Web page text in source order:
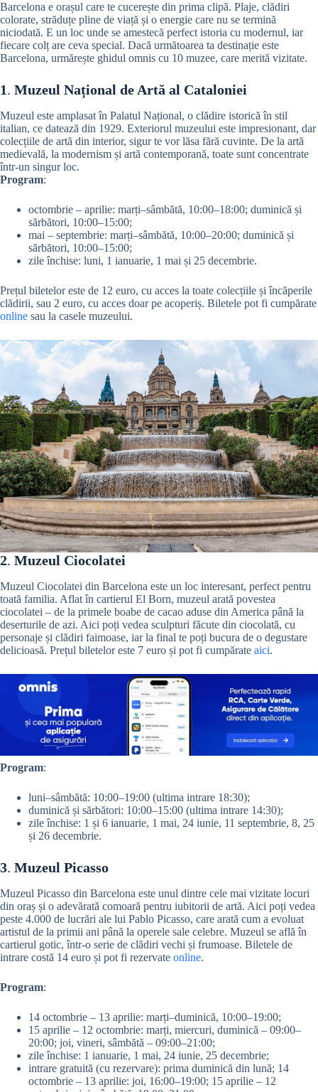
Barcelona e orașul care te cucerește din prima clipă. Plaje, clădiri
colorate, străduțe pline de viață și o energie care nu se termină
niciodată. E un loc unde se amestecă perfect istoria cu modernul, iar
fiecare colț are ceva special. Dacă următoarea ta destinație este
Barcelona, urmărește ghidul omnis cu 10 muzee, care merită vizitate.
1. Muzeul Național de Artă al Cataloniei
Muzeul este amplasat în Palatul Național, o clădire istorică în stil
italian, ce datează din 1929. Exteriorul muzeului este impresionant, dar
colecțiile de artă din interior, sigur te vor lăsa fără cuvinte. De la artă
medievală, la modernism și artă contemporană, toate sunt concentrate
într-un singur loc.
Program:
octombrie – aprilie: marți–sâmbătă, 10:00–18:00; duminică și
sărbători, 10:00–15:00;
mai – septembrie: marți–sâmbătă, 10:00–20:00; duminică și
sărbători, 10:00–15:00;
zile închise: luni, 1 ianuarie, 1 mai și 25 decembrie.
Prețul biletelor este de 12 euro, cu acces la toate colecțiile și încăperile
clădirii, sau 2 euro, cu acces doar pe acoperiș. Biletele pot fi cumpărate
online sau la casele muzeului.
2. Muzeul Ciocolatei
Muzeul Ciocolatei din Barcelona este un loc interesant, perfect pentru
toată familia. Aflat în cartierul El Born, muzeul arată povestea
ciocolatei – de la primele boabe de cacao aduse din America până la
deserturile de azi. Aici poți vedea sculpturi făcute din ciocolată, cu
personaje și clădiri faimoase, iar la final te poți bucura de o degustare
delicioasă. Prețul biletelor este 7 euro și pot fi cumpărate aici.
Program:
luni–sâmbătă: 10:00–19:00 (ultima intrare 18:30);
duminică și sărbători: 10:00–15:00 (ultima intrare 14:30);
zile închise: 1 și 6 ianuarie, 1 mai, 24 iunie, 11 septembrie, 8, 25
și 26 decembrie.
3. Muzeul Picasso
Muzeul Picasso din Barcelona este unul dintre cele mai vizitate locuri
din oraș și o adevărată comoară pentru iubitorii de artă. Aici poți vedea
peste 4.000 de lucrări ale lui Pablo Picasso, care arată cum a evoluat
artistul de la primii ani până la operele sale celebre. Muzeul se află în
cartierul gotic, într-o serie de clădiri vechi și frumoase. Biletele de
intrare costă 14 euro și pot fi rezervate online.
Program:
14 octombrie – 13 aprilie: marți–duminică, 10:00–19:00;
15 aprilie – 12 octombrie: marți, miercuri, duminică – 09:00–
20:00; joi, vineri, sâmbătă – 09:00–21:00;
zile închise: 1 ianuarie, 1 mai, 24 iunie, 25 decembrie;
intrare gratuită (cu rezervare): prima duminică din lună; 14
octombrie – 13 aprilie: joi, 16:00–19:00; 15 aprilie – 12